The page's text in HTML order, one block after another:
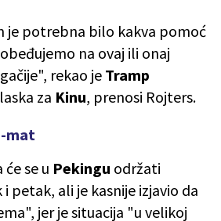
je potrebna bilo kakva pomoć
na ovaj ili onaj
rekao je Tramp
za Kinu, prenosi Rojters.
mat
se u Pekingu održati
petak, ali je kasnije izjavio da
jer je situacija "u velikoj